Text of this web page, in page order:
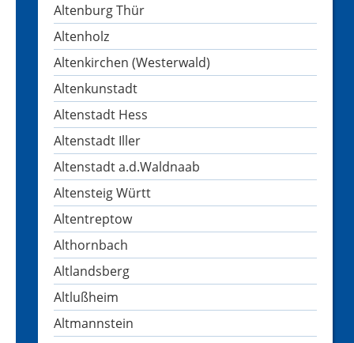
Altenburg Thür
Altenholz
Altenkirchen (Westerwald)
Altenkunstadt
Altenstadt Hess
Altenstadt Iller
Altenstadt a.d.Waldnaab
Altensteig Württ
Altentreptow
Althornbach
Altlandsberg
Altlußheim
Altmannstein